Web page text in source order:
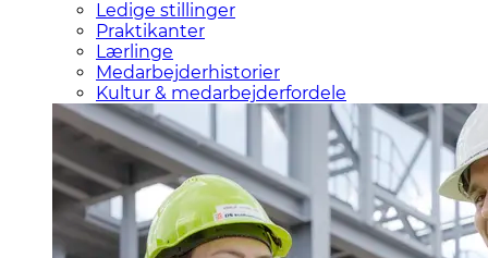
Ledige stillinger
Praktikanter
Lærlinge
Medarbejderhistorier
Kultur & medarbejderfordele